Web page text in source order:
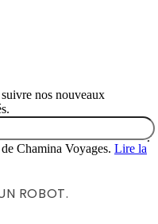
nos nouveaux
Chamina Voyages. Lire la
ROBOT.